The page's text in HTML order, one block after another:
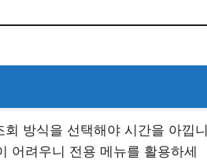
방식을 선택해야 시간을 아낍니
어려우니 전용 메뉴를 활용하세